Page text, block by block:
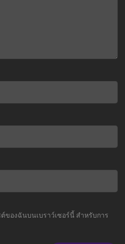
ของฉันบนเบราว์เซอร์นี้ สำหรับการ